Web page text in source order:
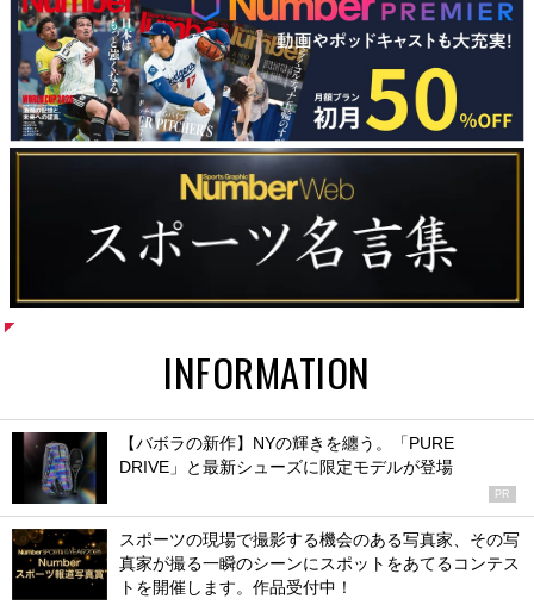
INFORMATION
【バボラの新作】NYの輝きを纏う。「PURE
DRIVE」と最新シューズに限定モデルが登場
PR
スポーツの現場で撮影する機会のある写真家、その写
真家が撮る一瞬のシーンにスポットをあてるコンテス
トを開催します。作品受付中！